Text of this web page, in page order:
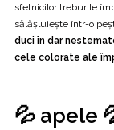
sfetnicilor treburile
sălășluiește într-o
duci în dar
cele colorate ale
💦 apele